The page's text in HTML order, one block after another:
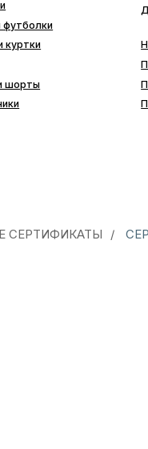
Наволочки
Простыни
СЕРТИФИКАТЫ /